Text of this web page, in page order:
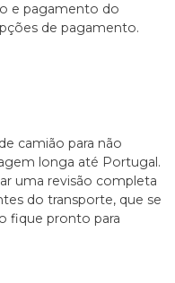
e pagamento do
de pagamento.
camião para não
longa até Portugal.
uma revisão completa
do transporte, que se
fique pronto para